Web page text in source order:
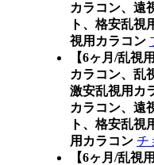
カラコン、遠
ト、格安乱視
視用カラコン
【6ヶ月/乱視
カラコン、乱
激安乱視用カ
カラコン、遠
ト、格安乱視
用カラコン チ
【6ヶ月/乱視